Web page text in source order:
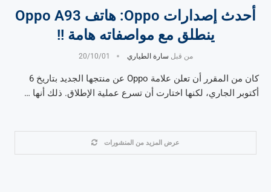
أحدث إصدارات Oppo: هاتف Oppo A93
ينطلق مع مواصفاته هامة !!
من قبل سارة الطياري 20/10/01
كان من المقرر أن تعلن علامة Oppo عن منتجها الجديد بتاريخ 6
أكتوبر الجاري، لكنها اختارت أن تسرع عملية الإطلاق. ذلك أنها …
عرض المزيد من المنشورات